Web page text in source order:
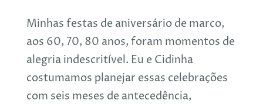
Minhas festas de aniversário de marco,
aos 60, 70, 80 anos, foram momentos de
alegria indescritível. Eu e Cidinha
costumamos planejar essas celebrações
com seis meses de antecedência,